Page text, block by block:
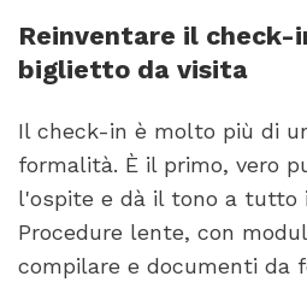
Reinventare il check-
biglietto da visita
Il check-in è molto più di
formalità. È il primo, vero
l'ospite e dà il tono a tutto
Procedure lente, con
compilare e documenti da